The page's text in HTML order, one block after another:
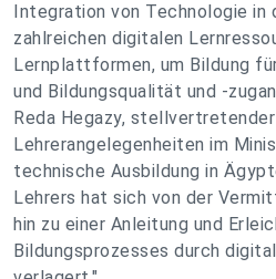
Integration von Technologie in
zahlreichen digitalen
Lernplattformen, um Bildung
und Bildungsqualität und -
Reda Hegazy,
Lehrerangelegenheiten im
technische Ausbildung in
Lehrers hat sich von der
hin zu einer Anleitung und
Bildungsprozesses durch